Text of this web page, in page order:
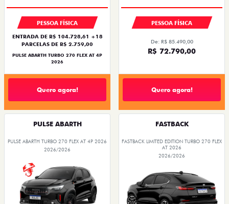
PESSOA FÍSICA
ENTRADA DE R$ 104.728,61 +18
PARCELAS DE R$ 2.759,00
PULSE ABARTH TURBO 270 FLEX AT 4P
2026
Quero agora!
PESSOA FÍSICA
De: R$ 85.490,00
R$ 72.790,00
Quero agora!
PULSE ABARTH
PULSE ABARTH TURBO 270 FLEX AT 4P 2026
2026/2026
FASTBACK
FASTBACK LIMITED EDITION TURBO 270 FLEX
AT 2026
2026/2026